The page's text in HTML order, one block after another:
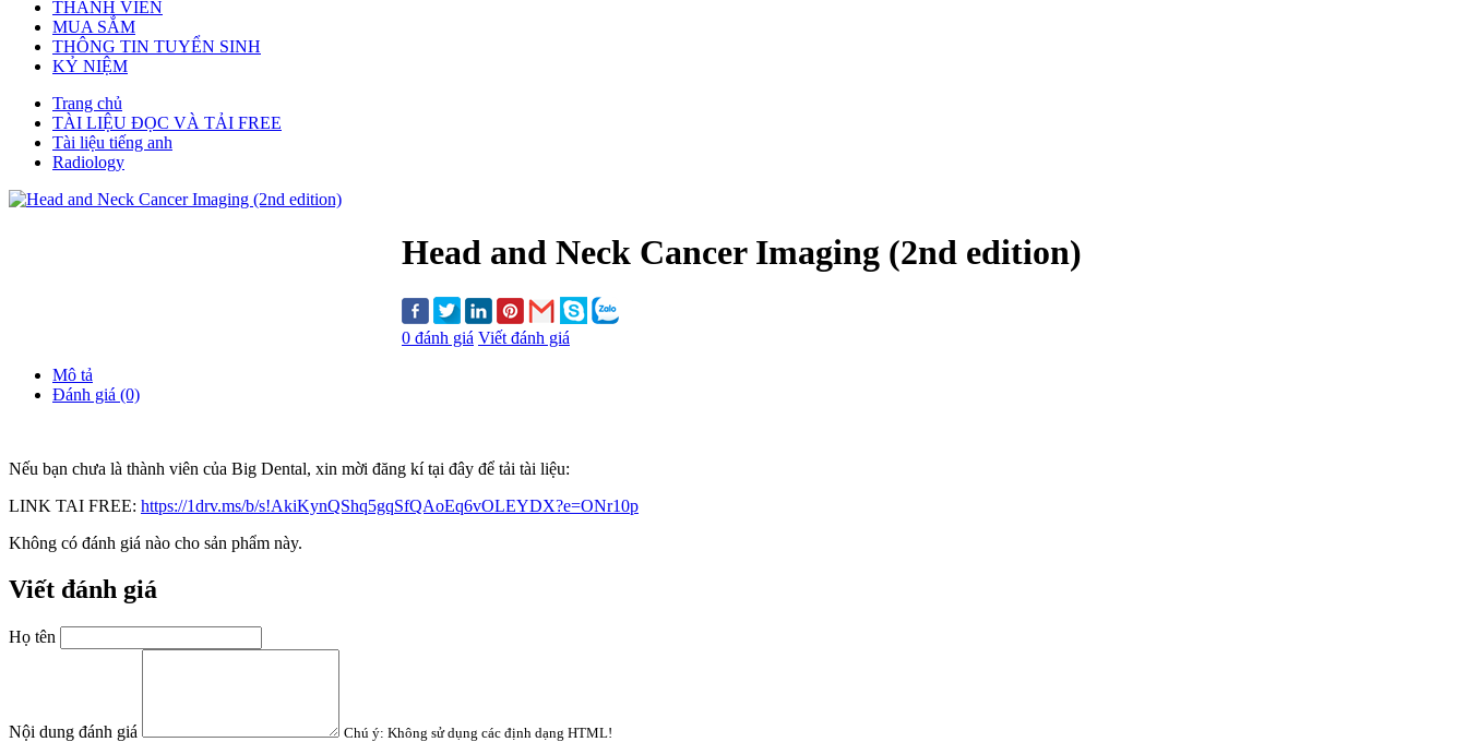
THÀNH VIÊN
MUA SẮM
THÔNG TIN TUYỂN SINH
KỶ NIỆM
Trang chủ
TÀI LIỆU ĐỌC VÀ TẢI FREE
Tài liệu tiếng anh
Radiology
Head and Neck Cancer Imaging (2nd edition)
0 đánh giá Viết đánh giá
Mô tả
Đánh giá (0)
Nếu bạn chưa là thành viên của Big Dental, xin mời đăng kí tại đây để tải tài liệu:
LINK TAI FREE: https://1drv.ms/b/s!AkiKynQShq5gqSfQAoEq6vOLEYDX?e=ONr10p
Không có đánh giá nào cho sản phẩm này.
Viết đánh giá
Họ tên
Nội dung đánh giá Chú ý: Không sử dụng các định dạng HTML!